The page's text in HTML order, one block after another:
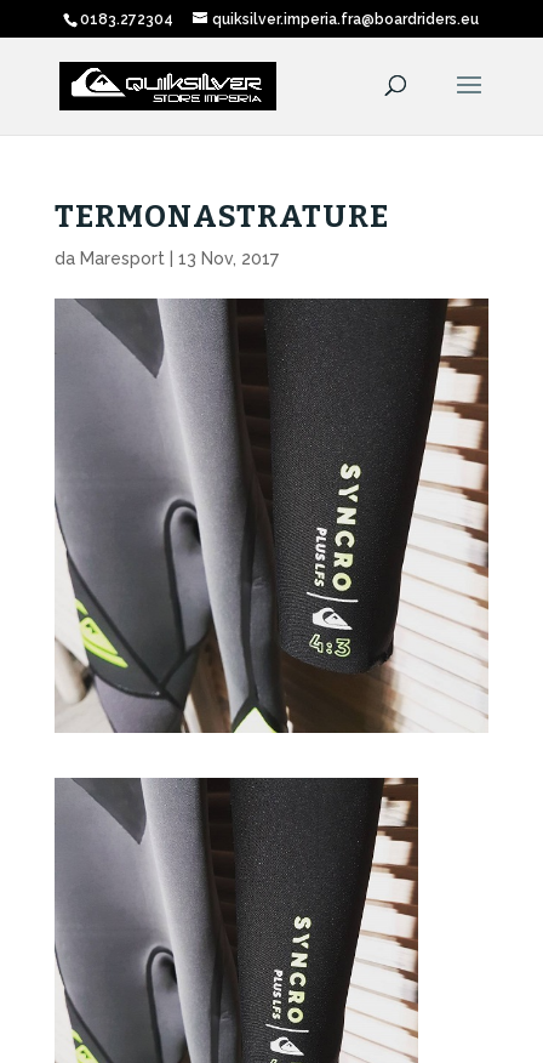
0183.272304 quiksilver.imperia.fra@boardriders.eu
TERMONASTRATURE
da Maresport 13 Nov, 2017